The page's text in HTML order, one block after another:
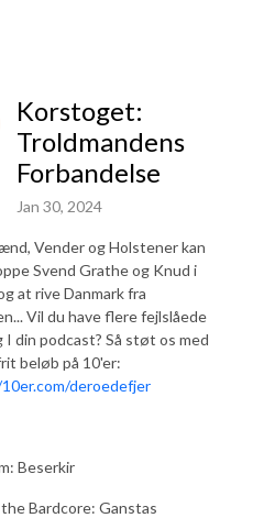
Korstoget:
Troldmandens
Forbandelse
Jan 30, 2024
Vender og Holstener kan
Svend Grathe og Knud i
at rive Danmark fra
Vil du have flere fejlslåede
I din podcast? Så støt os med
beløb på 10'er:
deroedefjer
Beserkir
Bardcore: Ganstas